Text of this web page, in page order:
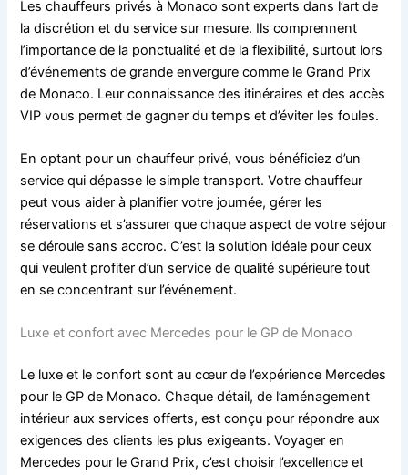
Les chauffeurs privés à Monaco sont experts dans l’art de
la discrétion et du service sur mesure. Ils comprennent
l’importance de la ponctualité et de la flexibilité, surtout lors
d’événements de grande envergure comme le Grand Prix
de Monaco. Leur connaissance des itinéraires et des accès
VIP vous permet de gagner du temps et d’éviter les foules.
En optant pour un chauffeur privé, vous bénéficiez d’un
service qui dépasse le simple transport. Votre chauffeur
peut vous aider à planifier votre journée, gérer les
réservations et s’assurer que chaque aspect de votre séjour
se déroule sans accroc. C’est la solution idéale pour ceux
qui veulent profiter d’un service de qualité supérieure tout
en se concentrant sur l’événement.
Luxe et confort avec Mercedes pour le GP de Monaco
Le luxe et le confort sont au cœur de l’expérience Mercedes
pour le GP de Monaco. Chaque détail, de l’aménagement
intérieur aux services offerts, est conçu pour répondre aux
exigences des clients les plus exigeants. Voyager en
Mercedes pour le Grand Prix, c’est choisir l’excellence et